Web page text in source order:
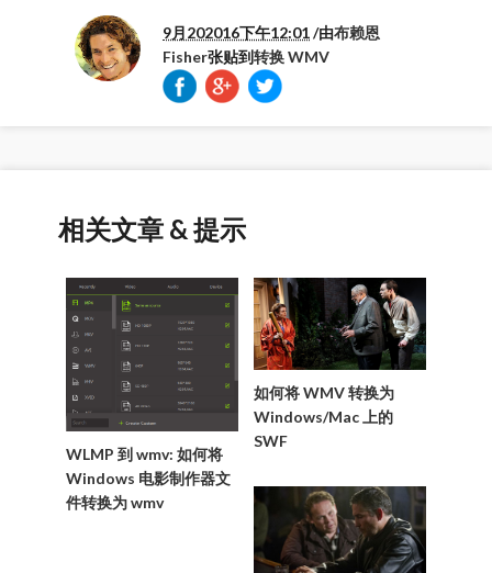
9月202016下午12:01/由布赖恩
Fisher张贴到转换 WMV
相关文章 & 提示
WLMP 到 wmv: 如何将
Windows 电影制作器文
件转换为 wmv
如何将 WMV 转换为
Windows/Mac 上的
SWF